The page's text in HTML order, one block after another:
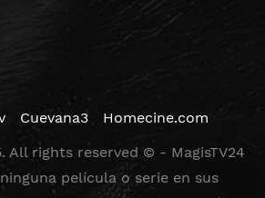
Cuevana3
Homecine.com
All rights reserved © - MagisTV24
película o serie en sus